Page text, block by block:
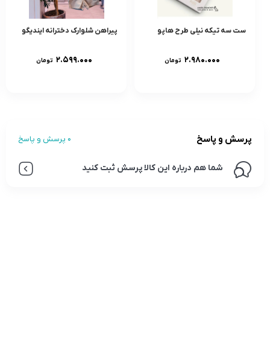
ست سه تیکه نیلی طرح هاپو
۲.۹۸۰.۰۰۰ تومان
پیراهن شلوارک دخترانه ایندیگو
۲.۵۹۹.۰۰۰ تومان
پرسش و پاسخ 0 پرسش و پاسخ
شما هم درباره این کالا پرسش ثبت کنید